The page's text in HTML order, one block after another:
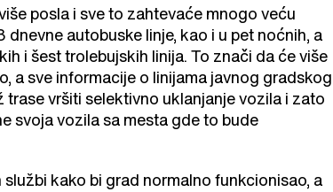
posla i sve to zahtevaće mnogo veću
autobuske linje, kao i u pet noćnih, a
i šest trolebujskih linija. To znači da će više
a sve informacije o linijama javnog gradskog
vršiti selektivno uklanjanje vozila i zato
svoja vozila sa mesta gde to bude
kako bi grad normalno funkcionisao, a